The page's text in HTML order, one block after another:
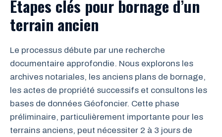
Étapes clés pour bornage d’un
terrain ancien
Le processus débute par une recherche
documentaire approfondie. Nous explorons les
archives notariales, les anciens plans de bornage,
les actes de propriété successifs et consultons les
bases de données Géofoncier. Cette phase
préliminaire, particulièrement importante pour les
terrains anciens, peut nécessiter 2 à 3 jours de